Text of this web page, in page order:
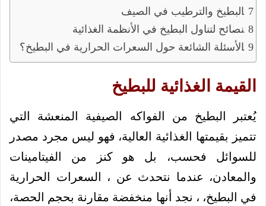
البطيخ والترطيب في الصيف
نصائح لتناول البطيخ في الأنظمة الغذائية
الأسئلة الشائعة حول السعرات الحرارية في البطيخ؟
القيمة الغذائية للبطيخ
يُعتبر البطيخ من الفواكه الصيفية المنعشة التي
تتميز بقيمتها الغذائية العالية، فهو ليس مجرد مصدر
للسوائل فحسب، بل هو كنز من الفيتامينات
والمعادن، عندما نتحدث عن ، السعرات الحرارية
في البطيخ، ، نجد أنها منخفضة مقارنة بحجم الحصة،